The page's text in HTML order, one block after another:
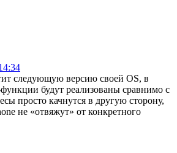
следующую версию своей OS, в
будут реализованы сравнимо с
просто качнутся в другую сторону,
не «отвяжут» от конкретного